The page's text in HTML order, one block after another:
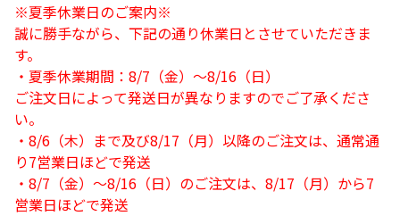
※夏季休業日のご案内※
誠に勝手ながら、下記の通り休業日とさせていただきま
す。
・夏季休業期間：8/7（金）～8/16（日）
ご注文日によって発送日が異なりますのでご了承くださ
い。
・8/6（木）まで及び8/17（月）以降のご注文は、通常通
り7営業日ほどで発送
・8/7（金）～8/16（日）のご注文は、8/17（月）から7
営業日ほどで発送